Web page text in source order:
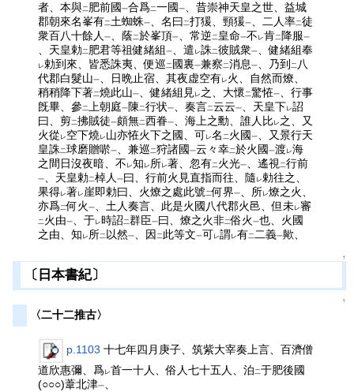
者、本與二肥前國一合爲二一國一
、昔崇神天皇之世、益城
郡朝來名峯有二土蜘蛛一 、名曰二打猨、頸猨一 、二人率二徒
衆百八十餘人一 、蔭二於峯頂一 、常逆二皇命一不 レ肯二 降服一
、天皇勅二肥君等祖健緒組一 、遣 レ誅二彼賊衆一 、健緒組奉
レ勅到來、皆悉誅夷、便巡二國裏一兼察二消息一 、乃到 二 八
代郡白髮山一 、日晩止宿、其夜虚空有レ 火、自然而燎、
稍稍降下著二燒此山一 、健緒組見 レ 之、大懷二驚恠一
、行事
旣畢、參二 上朝庭一陳二行状一 、奏言二云云一 、天皇下レ詔
曰、剪二拂賊徒一頗無二西眷一 、海上之勳、誰人比レ 之、又
火從 レ 空下燒 レ 山亦恠火下之國、可レ名 二火國一
、又景行天
皇誅二球磨贈唹一 、兼巡二狩諸國一云々幸二於火國一渡レ海
之間日沒夜暗、不 レ知 レ 所レ著、忽有二火光一 、遙視 二行前
一 、天皇勅二棹人一曰、行前火見直指而往、隨 レ勅往之、
果得レ著レ 崖即勅曰、火燎之處此號二何界一 、所レ燎之火、
亦爲二何火一 、土人奏言、此是火國八代郡火邑、但未レ審
二火由一 、于レ時詔二群臣一曰、燎之火非二俗火一也、火國
之由、知 レ 所二 以然一 、因 二此等文一可レ謂レ有二 二義一歟、
↑
〔日本書紀〕
↑
〈二十二推古〉
p.1103 十七年四月庚子、筑紫大宰奏上言、百濟僧
道欣惠彌、爲レ首一十人、俗人七十五人、泊二于肥後國
(○○○)葦北津一